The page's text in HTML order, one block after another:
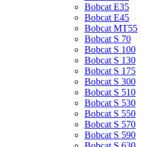
Bobcat E35
Bobcat E45
Bobcat MT55
Bobcat S 70
Bobcat S 100
Bobcat S 130
Bobcat S 175
Bobcat S 300
Bobcat S 510
Bobcat S 530
Bobcat S 550
Bobcat S 570
Bobcat S 590